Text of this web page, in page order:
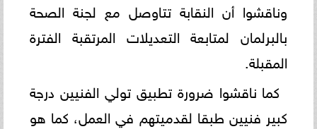
وناقشوا أن النقابة تتاوصل مع لجنة الصحة
بالبرلمان لمتابعة التعديلات المرتقبة الفترة
المقبلة.
كما ناقشوا ضرورة تطبيق تولي الفنيين درجة
كبير فنيين طبقا لقدميتهم في العمل، كما هو